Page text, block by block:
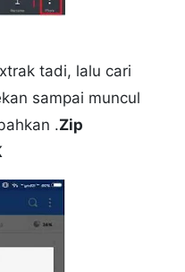
tadi, lalu cari
sampai muncul
.Zip